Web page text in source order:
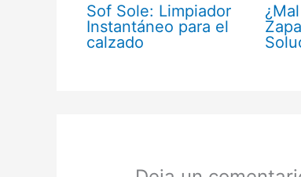
Sof Sole: Limpiador
Instantáneo para el
calzado